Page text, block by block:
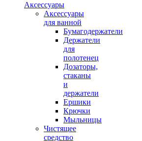
Аксессуары
Аксессуары
для ванной
Бумагодержатели
Держатели
для
полотенец
Дозаторы,
стаканы
и
держатели
Ершики
Крючки
Мыльницы
Чистящее
средство